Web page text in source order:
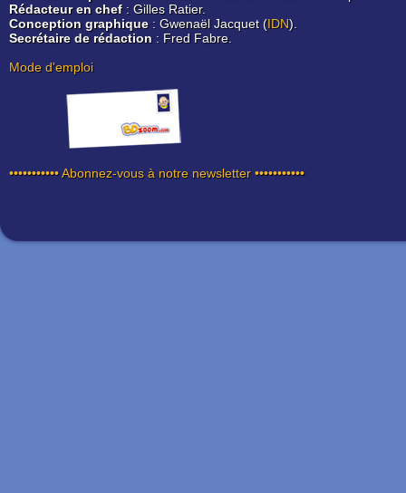
Rédacteur en chef: Gilles Ratier.
Conception graphique: Gwenaël Jacquet (IDN).
Secrétaire de rédaction : Fred Fabre.
Mode d'emploi
••••••••••• Abonnez-vous à notre newsletter •••••••••••